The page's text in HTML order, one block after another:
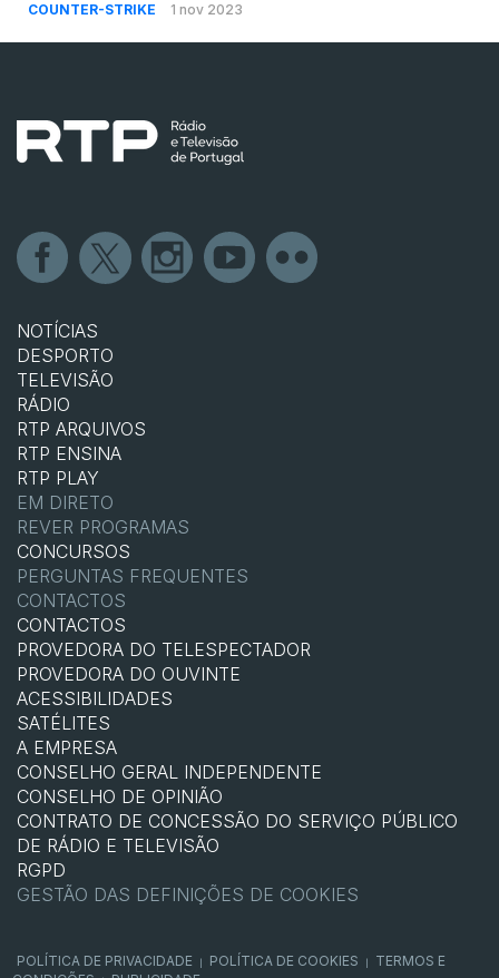
COUNTER-STRIKE 1 nov 2023
NOTÍCIAS
DESPORTO
TELEVISÃO
RÁDIO
RTP ARQUIVOS
RTP ENSINA
RTP PLAY
EM DIRETO
REVER PROGRAMAS
CONCURSOS
PERGUNTAS FREQUENTES
CONTACTOS
CONTACTOS
PROVEDORA DO TELESPECTADOR
PROVEDORA DO OUVINTE
ACESSIBILIDADES
SATÉLITES
A EMPRESA
CONSELHO GERAL INDEPENDENTE
CONSELHO DE OPINIÃO
CONTRATO DE CONCESSÃO DO SERVIÇO PÚBLICO
DE RÁDIO E TELEVISÃO
RGPD
GESTÃO DAS DEFINIÇÕES DE COOKIES
POLÍTICA DE PRIVACIDADE POLÍTICA DE COOKIES
TERMOS E